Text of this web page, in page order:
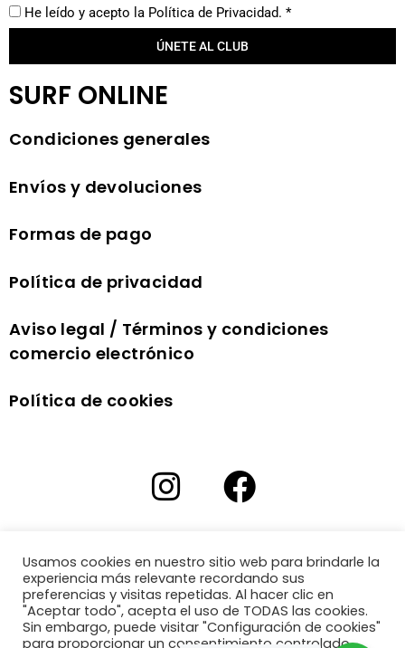
He leído y acepto la Política de Privacidad. *
ÚNETE AL CLUB
SURF ONLINE
Condiciones generales
Envíos y devoluciones
Formas de pago
Política de privacidad
Aviso legal / Términos y condiciones
comercio electrónico
Política de cookies
Usamos cookies en nuestro sitio web para brindarle la
experiencia más relevante recordando sus
preferencias y visitas repetidas. Al hacer clic en
"Aceptar todo", acepta el uso de TODAS las cookies.
Sin embargo, puede visitar "Configuración de cookies"
para proporcionar un consentimiento controlado.